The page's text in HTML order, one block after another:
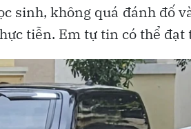
sinh, không quá đánh đố
tiễn. Em tự tin có thể đạt